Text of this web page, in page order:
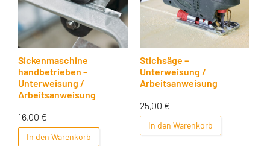
Sickenmaschine
handbetrieben –
Unterweisung /
Arbeitsanweisung
16,00 €
In den Warenkorb
Stichsäge –
Unterweisung /
Arbeitsanweisung
25,00 €
In den Warenkorb